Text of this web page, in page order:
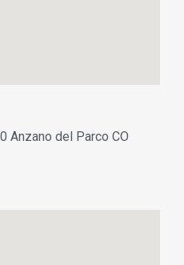
Anzano del Parco CO